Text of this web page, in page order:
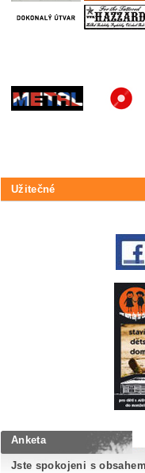
Užitečné
Anketa
Jste spokojeni s